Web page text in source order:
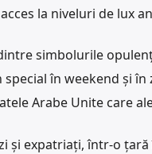
la niveluri de lux
simbolurile
în weekend și
Arabe Unite care
și expatriați, într-o